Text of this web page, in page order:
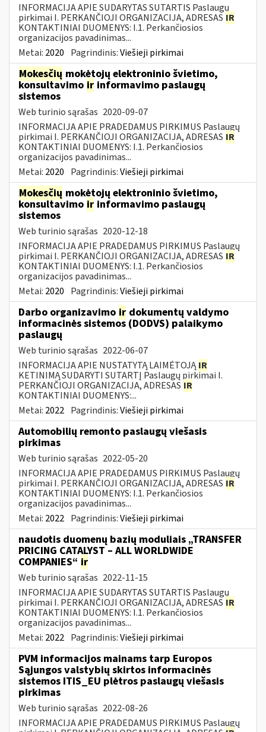
INFORMACIJA APIE SUDARYTAS SUTARTIS Paslaugų
pirkimai I. PERKANČIOJI ORGANIZACIJA, ADRESAS IR
KONTAKTINIAI DUOMENYS: I.1. Perkančiosios
organizacijos pavadinimas...
Metai: 2020 Pagrindinis:Viešieji pirkimai
Mokesčių mokėtojų elektroninio švietimo,
konsultavimo ir informavimo paslaugų
sistemos
Web turinio sąrašas 2020-09-07
INFORMACIJA APIE PRADEDAMUS PIRKIMUS Paslaugų
pirkimai I. PERKANČIOJI ORGANIZACIJA, ADRESAS IR
KONTAKTINIAI DUOMENYS: I.1. Perkančiosios
organizacijos pavadinimas...
Metai: 2020 Pagrindinis:Viešieji pirkimai
Mokesčių mokėtojų elektroninio švietimo,
konsultavimo ir informavimo paslaugų
sistemos
Web turinio sąrašas 2020-12-18
INFORMACIJA APIE PRADEDAMUS PIRKIMUS Paslaugų
pirkimai I. PERKANČIOJI ORGANIZACIJA, ADRESAS IR
KONTAKTINIAI DUOMENYS: I.1. Perkančiosios
organizacijos pavadinimas...
Metai: 2020 Pagrindinis:Viešieji pirkimai
Darbo organizavimo ir dokumentų valdymo
informacinės sistemos (DODVS) palaikymo
paslaugų
Web turinio sąrašas 2022-06-07
INFORMACIJA APIE NUSTATYTĄ LAIMĖTOJĄIR
KETINIMĄ SUDARYTI SUTARTĮ Paslaugų pirkimai I.
PERKANČIOJI ORGANIZACIJA, ADRESAS IR
KONTAKTINIAI DUOMENYS:...
Metai: 2022 Pagrindinis:Viešieji pirkimai
Automobilių remonto paslaugų viešasis
pirkimas
Web turinio sąrašas 2022-05-20
INFORMACIJA APIE PRADEDAMUS PIRKIMUS Paslaugų
pirkimai I. PERKANČIOJI ORGANIZACIJA, ADRESAS IR
KONTAKTINIAI DUOMENYS: I.1. Perkančiosios
organizacijos pavadinimas...
Metai: 2022 Pagrindinis:Viešieji pirkimai
naudotis duomenų bazių moduliais „TRANSFER
PRICING CATALYST – ALL WORLDWIDE
COMPANIES“ ir
Web turinio sąrašas 2022-11-15
INFORMACIJA APIE SUDARYTAS SUTARTIS Paslaugų
pirkimai I. PERKANČIOJI ORGANIZACIJA, ADRESAS IR
KONTAKTINIAI DUOMENYS: I.1. Perkančiosios
organizacijos pavadinimas...
Metai: 2022 Pagrindinis:Viešieji pirkimai
PVM informacijos mainams tarp Europos
Sąjungos valstybių skirtos informacinės
sistemos ITIS_EU plėtros paslaugų viešasis
pirkimas
Web turinio sąrašas 2022-08-26
INFORMACIJA APIE PRADEDAMUS PIRKIMUS Paslaugų